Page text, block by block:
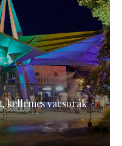
kellemes vacsorák